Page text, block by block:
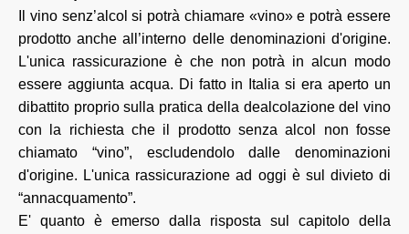
Il vino senz’alcol si potrà chiamare «vino» e potrà essere
prodotto anche all’interno delle denominazioni d'origine.
L'unica rassicurazione è che non potrà in alcun modo
essere aggiunta acqua. Di fatto in Italia si era aperto un
dibattito proprio sulla pratica della dealcolazione del vino
con la richiesta che il prodotto senza alcol non fosse
chiamato “vino”, escludendolo dalle denominazioni
d'origine. L'unica rassicurazione ad oggi è sul divieto di
“annacquamento”.
E' quanto è emerso dalla risposta sul capitolo della